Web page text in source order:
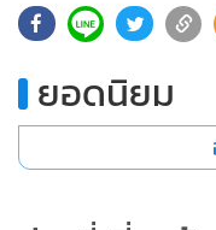
ของนวัตกรรมทางสังคม
ค้นหาต้นแบบที่เหมาะส
กิจกรรม คือ ต้นแบบการ
ต้นแบบ การทำอาชีพเส
ตึง อยู่ระหว่างการพัฒนา
ทรัพยากรการเกษตร จุ
ยอดนิยม